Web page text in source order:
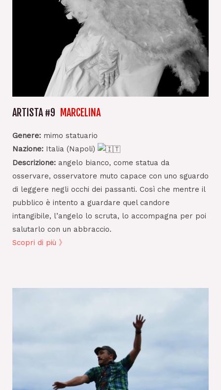
ARTISTA #9 MARCELINA
Genere: mimo statuario
Nazione: Italia (Napoli)
Descrizione: angelo bianco, come statua da
osservare, osservatore muto capace con uno sguardo
di leggere negli occhi dei passanti. Così che mentre il
pubblico è intento a guardare quel candore
intangibile, l’angelo lo scruta, lo accompagna per poi
salutarlo con un abbraccio.
Scopri di più 》